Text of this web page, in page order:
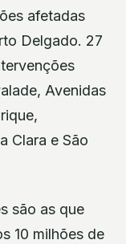
afetadas
Delgado. 27
Avenidas
Clara e São
são as que
10 milhões de